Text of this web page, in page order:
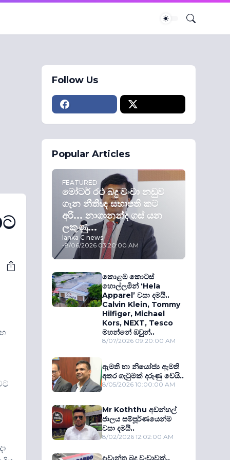
Follow Us
Popular Articles
FEATURED
මෝටර් රථ බදු වංචා නඩුව
ගැන නීතීඥ සභාපති කට
අරී... නාගානන්ද ගස් යන
ලකුණු...
lanka C news
-8/06/2026 03:20:00 AM
කොළඹ කොටස්
හොල්ලමින් ‘Hela
Apparel’ වසා දමයි..
Calvin Klein, Tommy
Hilfiger, Michael
Kors, NEXT, Tesco
මහන්නේ ඔවුන්..
8/07/2026 09:20:00 AM
ඇමති හා නියෝජ්‍ය ඇමති
අතර ගැටුමක් දරුණු වෙයි..
8/05/2026 10:00:00 AM
Mr Koththu අවන්හල්
ජාලය සම්පූර්ණයෙන්ම
වසා දමයි..
8/02/2026 12:02:00 AM
දැවැන්ත බදු වංචාවක්..